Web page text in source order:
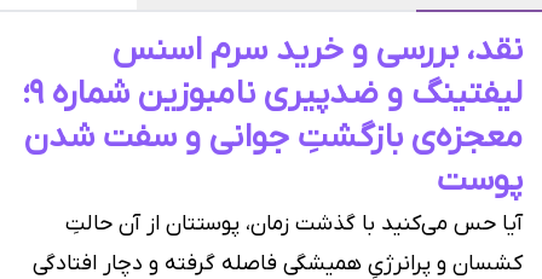
نقد، بررسی و خرید سرم اسنس
لیفتینگ و ضدپیری نامبوزین شماره ۹؛
معجزه‌ی بازگشتِ جوانی و سفت شدن
پوست
آیا حس می‌کنید با گذشت زمان، پوستتان از آن حالتِ
کشسان و پرانرژیِ همیشگی فاصله گرفته و دچار افتادگی